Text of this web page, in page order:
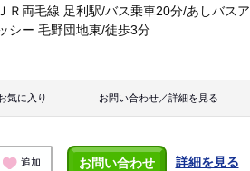
ＪＲ両毛線 足利駅/バス乗車20分/あしバスア
シー 毛野団地東/徒歩3分
気に入り お問い合わせ／詳細を見る
追加 お問い合わせ 詳細を見る